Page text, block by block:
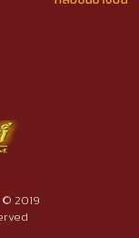
2019